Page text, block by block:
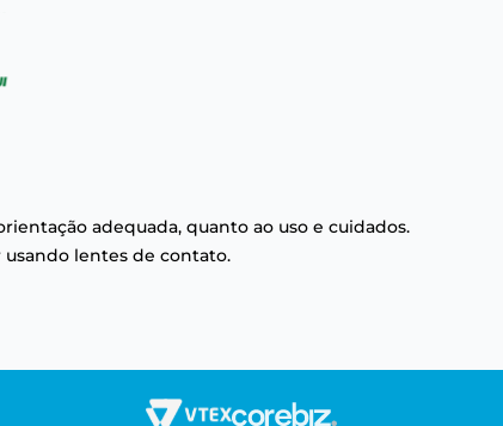
adequada, quanto ao uso e cuidados.
usando lentes de contato.